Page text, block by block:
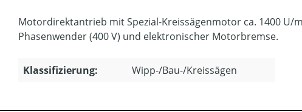
Motordirektantrieb mit Spezial-Kreissägenmotor ca. 1400
Phasenwender (400 V) und elektronischer Motorbremse.
Klassifizierung: Wipp-/Bau-/Kreissägen